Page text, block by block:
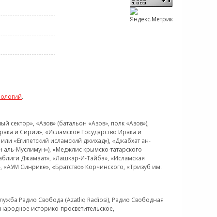
.
«Азов» (батальон «Азов», полк «Азов»),
и Сирии», «Исламское Государство Ирака и
«Египетский исламский джихад»), «Джабхат ан-
Муслимун»), «Меджлис крымско-татарского
Джамаат», «Лашкар-И-Тайба», «Исламская
Синрике», «Братство» Корчинского, «Тризуб им.
Радио Свобода (Azatliq Radiosi), Радио Свободная
историко-просветительское,